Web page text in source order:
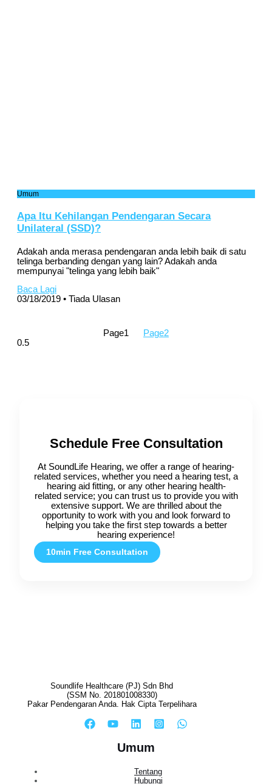
Umum
Apa Itu Kehilangan Pendengaran Secara
Unilateral (SSD)?
Adakah anda merasa pendengaran anda lebih baik di satu
telinga berbanding dengan yang lain? Adakah anda
mempunyai "telinga yang lebih baik"
Baca Lagi
03/18/2019
Tiada Ulasan
Page1 Page2
Schedule Free Consultation
At SoundLife Hearing, we offer a range of hearing-
related services, whether you need a hearing test, a
hearing aid fitting, or any other hearing health-
related service; you can trust us to provide you with
extensive support. We are thrilled about the
opportunity to work with you and look forward to
helping you take the first step towards a better
hearing experience!
10min Free Consultation
Soundlife Healthcare (PJ) Sdn Bhd
(SSM No. 201801008330)
Pakar Pendengaran Anda. Hak Cipta Terpelihara
Umum
Tentang
Hubungi